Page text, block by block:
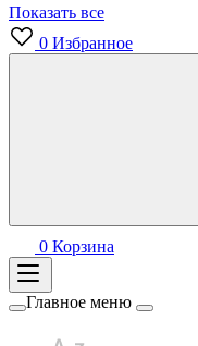
Показать все
0 Избранное
0 Корзина
Главное меню